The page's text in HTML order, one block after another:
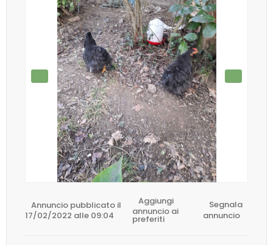
Annuncio pubblicato il
17/02/2022 alle 09:04
Aggiungi
annuncio ai
preferiti
Segnala
annuncio